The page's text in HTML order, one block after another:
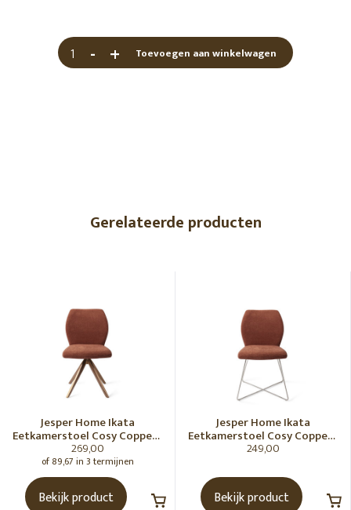
+
- Toevoegen aan winkelwagen
Gerelateerde producten
Jesper Home Ikata
Eetkamerstoel Cosy Copper -
Turn Rose
269,00
of 89,67 in 3 termijnen
Bekijk product
Jesper Home Ikata
Eetkamerstoel Cosy Copper -
Cross Steel
249,00
Bekijk product